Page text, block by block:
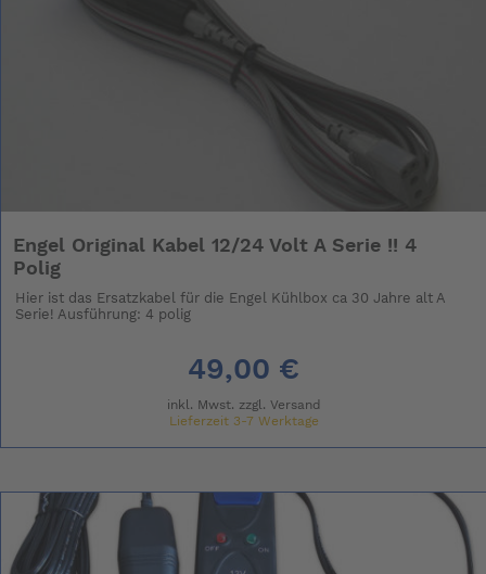
Engel Original Kabel 12/24 Volt A Serie !! 4
Polig
Hier ist das Ersatzkabel für die Engel Kühlbox ca 30 Jahre alt A
Serie! Ausführung: 4 polig
49,00 €
inkl. Mwst. zzgl. Versand
Lieferzeit 3-7 Werktage